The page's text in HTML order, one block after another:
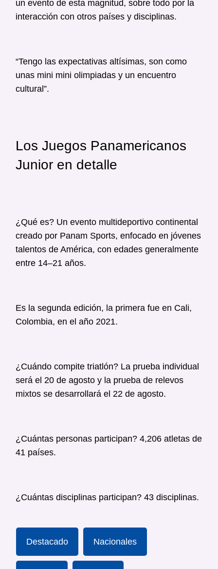
un evento de esta magnitud, sobre todo por la
interacción con otros países y disciplinas.
“Tengo las expectativas altísimas, son como
unas mini mini olimpiadas y un encuentro
cultural”.
Los Juegos Panamericanos
Junior en detalle
¿Qué es? Un evento multideportivo continental
creado por Panam Sports, enfocado en jóvenes
talentos de América, con edades generalmente
entre 14–21 años.
Es la segunda edición, la primera fue en Cali,
Colombia, en el año 2021.
¿Cuándo compite triatlón? La prueba individual
será el 20 de agosto y la prueba de relevos
mixtos se desarrollará el 22 de agosto.
¿Cuántas personas participan? 4,206 atletas de
41 países.
¿Cuántas disciplinas participan? 43 disciplinas.
Destacado Nacionales